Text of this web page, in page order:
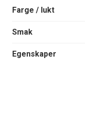
Farge / lukt
Smak
Egenskaper